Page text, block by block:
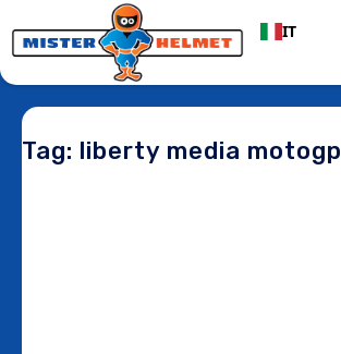
IT
Tag: liberty media motogp